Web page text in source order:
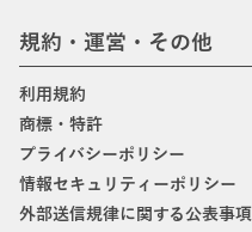
規約・運営・その他
利用規約
商標・特許
プライバシーポリシー
情報セキュリティーポリシー
外部送信規律に関する公表事項